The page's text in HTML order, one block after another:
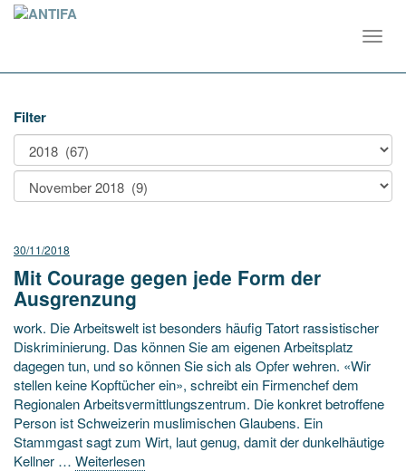
Filter
30/11/2018
Mit Courage gegen jede Form der
Ausgrenzung
work. Die Arbeitswelt ist besonders häufig Tatort rassistischer
Diskriminierung. Das können Sie am eigenen Arbeitsplatz
dagegen tun, und so können Sie sich als Opfer wehren. «Wir
stellen keine Kopftücher ein», schreibt ein Firmenchef dem
Regionalen Arbeitsvermittlungszentrum. Die konkret betroffene
Person ist Schweizerin muslimischen Glaubens. Ein
Stammgast sagt zum Wirt, laut genug, damit der dunkelhäutige
Kellner … Weiterlesen